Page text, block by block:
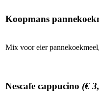
Koopmans
Mix voor eier
Nescafe cappucino (€